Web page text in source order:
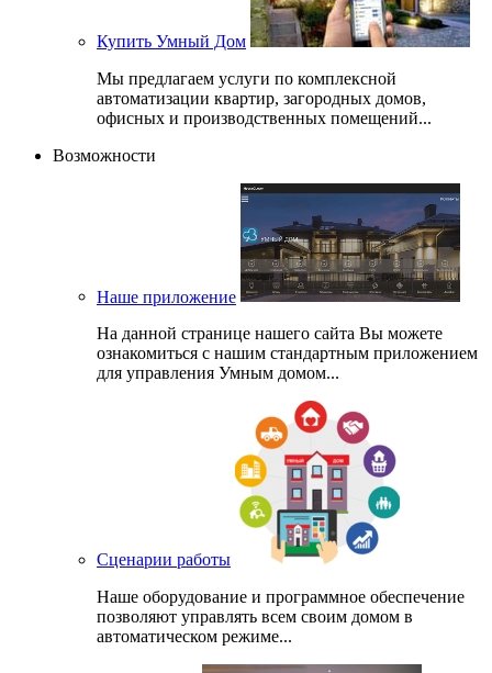
Купить Умный Дом
Мы предлагаем услуги по комплексной
автоматизации квартир, загородных домов,
офисных и производственных помещений...
Возможности
Наше приложение
На данной странице нашего сайта Вы можете
ознакомиться с нашим стандартным приложением
для управления Умным домом...
Сценарии работы
Наше оборудование и программное обеспечение
позволяют управлять всем своим домом в
автоматическом режиме...